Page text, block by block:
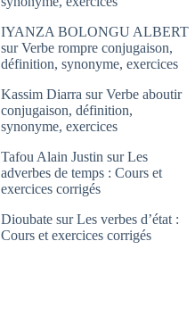
IYANZA BOLONGU ALBERT
surVerbe rompre conjugaison,
définition, synonyme, exercices
Kassim Diarra surVerbe aboutir
conjugaison, définition,
synonyme, exercices
Tafou Alain Justin surLes
adverbes de temps : Cours et
exercices corrigés
Dioubate surLes verbes d’état :
Cours et exercices corrigés